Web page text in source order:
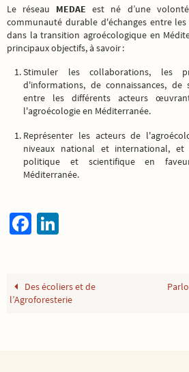
Le réseau MEDAE est né d’une
communauté durable d'échanges entre
dans la transition agroécologique en
principaux objectifs, à savoir :
Stimuler les collaborations, les
d'informations, de connaissances, de
entre les différents acteurs
l'agroécologie en Méditerranée.
Représenter les acteurs de
niveaux national et international,
politique et scientifique en
Méditerranée.
Fa
o
o
dI
n
Des écoliers et de
l’Agroforesterie